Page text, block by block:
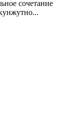
сочетание